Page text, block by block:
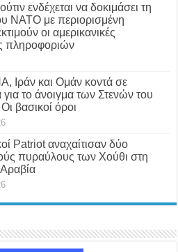
ενδέχεται να δοκιμάσει τη
ΝΑΤΟ με περιορισμένη
οι αμερικανικές
πληροφοριών
Ιράν και Ομάν κοντά σε
το άνοιγμα των Στενών του
βασικοί όροι
Patriot αναχαίτισαν δύο
πυραύλους των Χούθι στη